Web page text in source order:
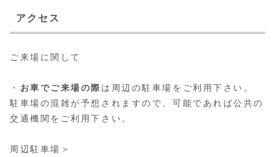
アクセス
ご来場に関して
・ お車でご来場の際 は周辺の駐車場をご利用下さい。
駐車場の混雑が予想されますので、可能であれば公共の
交通機関をご利用下さい。
周辺駐車場＞